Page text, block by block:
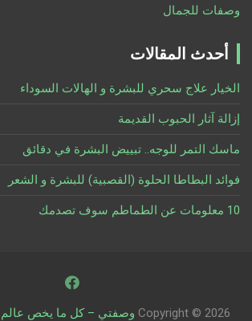
وصفات للجمال
أحدث المقالات
الخيار علاج سحري للبشرة و الهالات السوداء
إزالة آثار الحبوب القديمة
ماسك التمر للوجه.. تبييض البشرة في دقائق
فوائد البطاطا الحلوة (القصبية) للبشرة و الشعر
10 معلومات عن الطماطم سوف تصدمك
Copyright © 2026 وصفتي – كل ما يخص عالم